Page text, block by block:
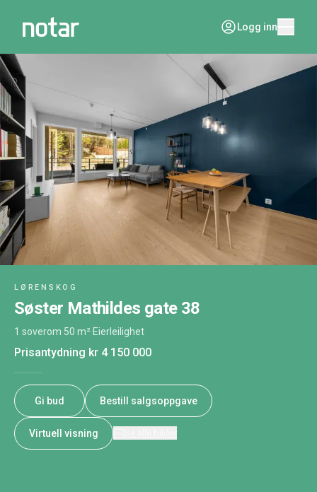
Logg inn
LØRENSKOG
Søster Mathildes gate 38
1 soverom·50 m²·Eierleilighet
Prisantydning kr 4 150 000
Gi bud Bestill salgsoppgave
Virtuell visning